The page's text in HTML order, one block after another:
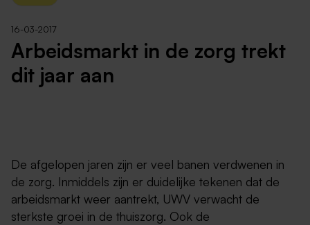
16-03-2017
Arbeidsmarkt in de zorg trekt
dit jaar aan
De afgelopen jaren zijn er veel banen verdwenen in
de zorg. Inmiddels zijn er duidelijke tekenen dat de
arbeidsmarkt weer aantrekt, UWV verwacht de
sterkste groei in de thuiszorg. Ook de